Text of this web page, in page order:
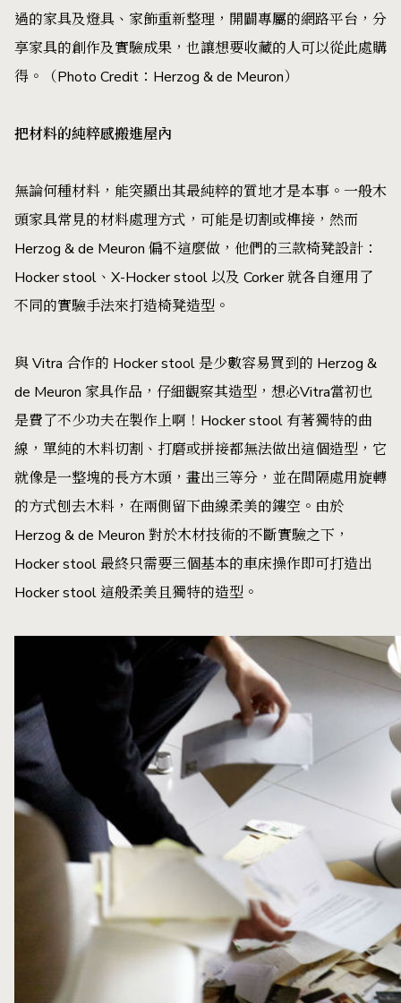
過的家具及燈具、家飾重新整理，開闢專屬的網路平台，分
享家具的創作及實驗成果，也讓想要收藏的人可以從此處購
得。（Photo Credit：Herzog & de Meuron）
把材料的純粹感搬進屋內
無論何種材料，能突顯出其最純粹的質地才是本事。一般木
頭家具常見的材料處理方式，可能是切割或榫接，然而
Herzog & de Meuron 偏不這麼做，他們的三款椅凳設計：
Hocker stool、X-Hocker stool 以及 Corker 就各自運用了
不同的實驗手法來打造椅凳造型。
與 Vitra 合作的 Hocker stool 是少數容易買到的 Herzog &
de Meuron 家具作品，仔細觀察其造型，想必Vitra當初也
是費了不少功夫在製作上啊！Hocker stool 有著獨特的曲
線，單純的木料切割、打磨或拼接都無法做出這個造型，它
就像是一整塊的長方木頭，畫出三等分，並在間隔處用旋轉
的方式刨去木料，在兩側留下曲線柔美的鏤空。由於
Herzog & de Meuron 對於木材技術的不斷實驗之下，
Hocker stool 最終只需要三個基本的車床操作即可打造出
Hocker stool 這般柔美且獨特的造型。